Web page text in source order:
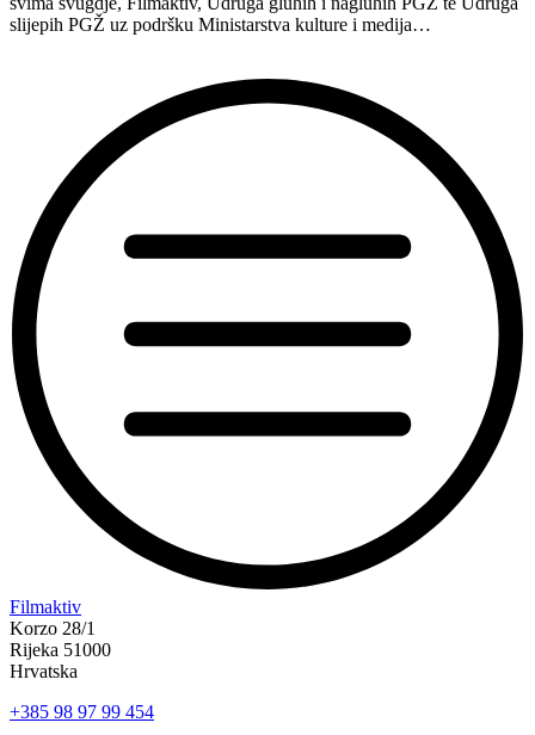
slijepih PGŽ uz podršku Ministarstva kulture i medija…
“Koke
svima
—
inkluzivna
svima
Filmaktiv
Korzo 28/1
Rijeka 51000
Hrvatska
+385 98 97 99 454